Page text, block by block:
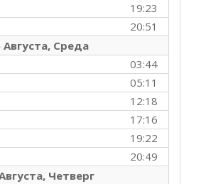
19:23
20:51
Августа, Среда
03:44
05:11
12:18
17:16
19:22
20:49
Четверг